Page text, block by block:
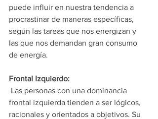
puede influir en nuestra tendencia a
procrastinar de maneras específicas,
según las tareas que nos energizan y
las que nos demandan gran consumo
de energía.
Frontal Izquierdo:
Las personas con una dominancia
frontal izquierda tienden a ser lógicos,
racionales y orientados a objetivos. Su